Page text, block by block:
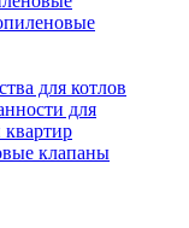
для котлов
для
квартир
клапаны